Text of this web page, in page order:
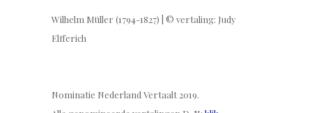
Wilhelm Müller (1794-1827) | © vertaling: Judy
Elfferich
Nominatie Nederland Vertaalt 2019.